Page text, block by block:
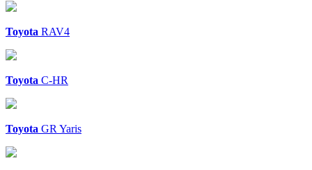
Toyota RAV4
Toyota C-HR
Toyota GR Yaris